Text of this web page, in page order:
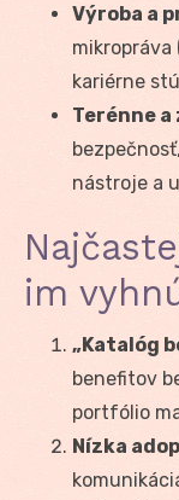
Výroba a
mikropráva
kariérne
Terénne
nástroje a
im
„Katalóg
benefitov
portfólio
Nízka